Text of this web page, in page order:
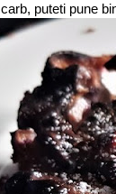
puteti pune